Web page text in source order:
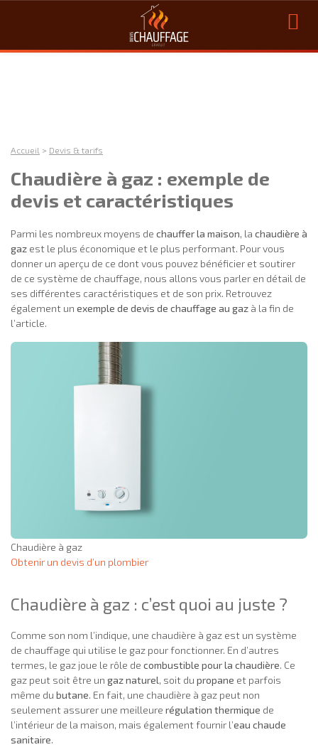
Accueil > Devis & tarifs
Chaudière à gaz : exemple de
devis et caractéristiques
Parmi les nombreux moyens de chauffer la maison, la chaudière à
gaz est le plus économique et le plus performant. Pour vous
donner un aperçu de ce dont vous pouvez bénéficier et soutirer
de ce système de chauffage, nous allons vous parler en détail de
ses différentes caractéristiques et de son prix. Retrouvez
également un exemple de devis de chauffage au gaz à la fin de
l’article.
Chaudière à gaz
Obtenir un devis d’un plombier
Chaudière à gaz : c’est quoi au juste ?
Comme son nom l’indique, une chaudière à gaz est un système
de chauffage qui utilise le gaz pour fonctionner. En d’autres
termes, le gaz joue le rôle de combustible pour la chaudière. Ce
gaz peut soit être un gaz naturel, soit du propane et parfois
même du butane. En fait, une chaudière à gaz peut non
seulement assurer une meilleure régulation thermique de
l’intérieur de la maison, mais également fournir l’eau chaude
sanitaire.